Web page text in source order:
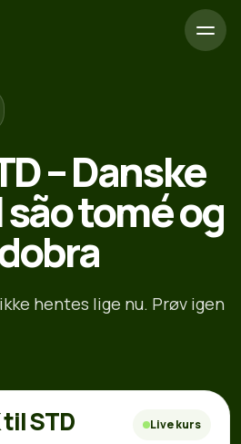
– Danske
tomé og
hentes lige nu. Prøv igen
STD Live kurs